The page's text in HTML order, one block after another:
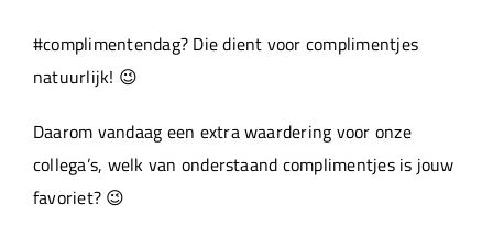
Projecten
#complimentendag? Die dient voor complimentjes
natuurlijk! 😉
Daarom vandaag een extra waardering voor onze
collega’s, welk van onderstaand complimentjes is jouw
favoriet? 😉